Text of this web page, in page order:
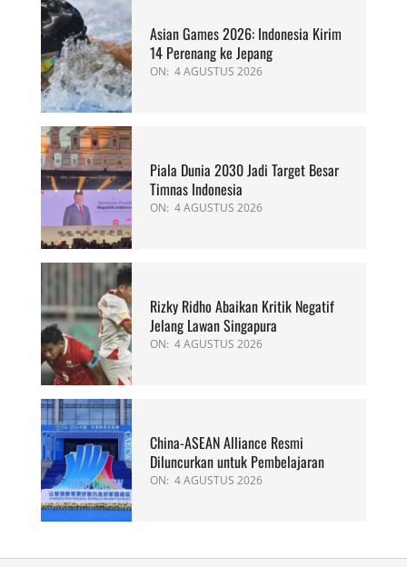
Asian Games 2026: Indonesia Kirim
14 Perenang ke Jepang
ON: 4 AGUSTUS 2026
Piala Dunia 2030 Jadi Target Besar
Timnas Indonesia
ON: 4 AGUSTUS 2026
Rizky Ridho Abaikan Kritik Negatif
Jelang Lawan Singapura
ON: 4 AGUSTUS 2026
China-ASEAN Alliance Resmi
Diluncurkan untuk Pembelajaran
ON: 4 AGUSTUS 2026